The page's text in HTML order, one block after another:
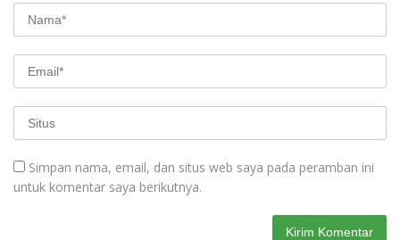
Simpan nama, email, dan situs web saya pada peramban ini
untuk komentar saya berikutnya.